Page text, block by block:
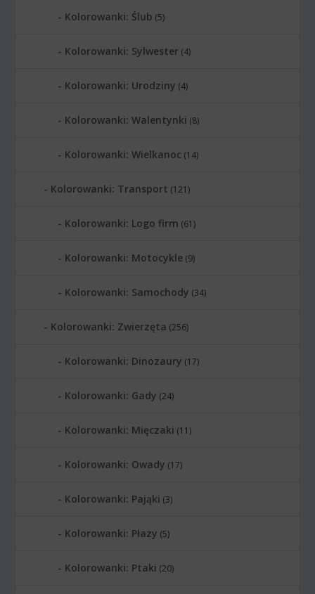
Kolorowanki: Ślub (5)
Kolorowanki: Sylwester (4)
Kolorowanki: Urodziny (4)
Kolorowanki: Walentynki (8)
Kolorowanki: Wielkanoc (14)
Kolorowanki: Transport (121)
Kolorowanki: Logo firm (61)
Kolorowanki: Motocykle (9)
Kolorowanki: Samochody (34)
Kolorowanki: Zwierzęta (256)
Kolorowanki: Dinozaury (17)
Kolorowanki: Gady (24)
Kolorowanki: Mięczaki (11)
Kolorowanki: Owady (17)
Kolorowanki: Pająki (3)
Kolorowanki: Płazy (5)
Kolorowanki: Ptaki (20)